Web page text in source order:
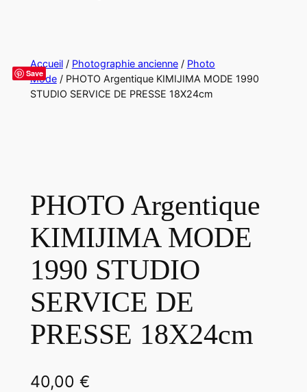
Save
Accueil/ Photographie ancienne/ Photo
Mode/ PHOTO Argentique KIMIJIMA MODE 1990
STUDIO SERVICE DE PRESSE 18X24cm
PHOTO Argentique
KIMIJIMA MODE
1990 STUDIO
SERVICE DE
PRESSE 18X24cm
40,00 €